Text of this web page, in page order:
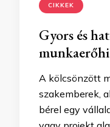
CIKKEK
Gyors és
A kölcsönzött
szakemberek,
bérel egy